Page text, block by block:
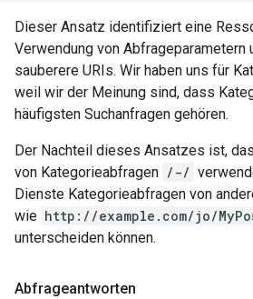
Dieser Ansatz identifiziert eine
Verwendung von Abfrageparametern
sauberere URIs. Wir haben uns für
weil wir der Meinung sind, dass
häufigsten Suchanfragen gehören.
Der Nachteil dieses Ansatzes ist,
von Kategorieabfragen /-/
Dienste Kategorieabfragen von
wie http://example.com/jo/
unterscheiden können.
Abfrageantworten